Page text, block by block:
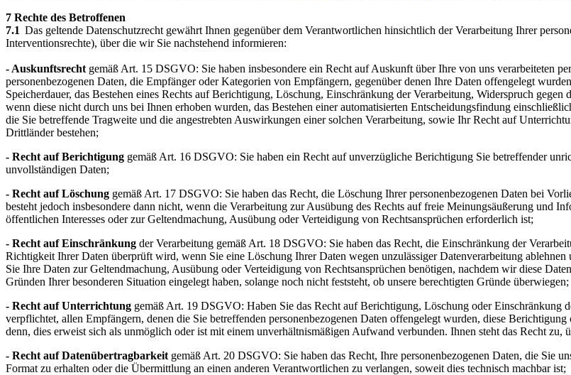
7 Rechte des Betroffenen
7.1 Das geltende Datenschutzrecht gewährt Ihnen gegenüber dem Verantwortlichen hinsichtlich der Verarbeitung Ihrer
Interventionsrechte), über die wir Sie nachstehend informieren:
- Auskunftsrecht gemäß Art. 15 DSGVO: Sie haben insbesondere ein Recht auf Auskunft über Ihre von uns verarbeiteten
personenbezogenen Daten, die Empfänger oder Kategorien von Empfängern, gegenüber denen Ihre Daten offengelegt
Speicherdauer, das Bestehen eines Rechts auf Berichtigung, Löschung, Einschränkung der Verarbeitung, Widerspruch
wenn diese nicht durch uns bei Ihnen erhoben wurden, das Bestehen einer automatisierten Entscheidungsfindung
die Sie betreffende Tragweite und die angestrebten Auswirkungen einer solchen Verarbeitung, sowie Ihr Recht auf
Drittländer bestehen;
- Recht auf Berichtigung gemäß Art. 16 DSGVO: Sie haben ein Recht auf unverzügliche Berichtigung Sie betreffender
unvollständigen Daten;
- Recht auf Löschung gemäß Art. 17 DSGVO: Sie haben das Recht, die Löschung Ihrer personenbezogenen Daten bei
besteht jedoch insbesondere dann nicht, wenn die Verarbeitung zur Ausübung des Rechts auf freie Meinungsäußerung und
öffentlichen Interesses oder zur Geltendmachung, Ausübung oder Verteidigung von Rechtsansprüchen erforderlich ist;
- Recht auf Einschränkung der Verarbeitung gemäß Art. 18 DSGVO: Sie haben das Recht, die Einschränkung der
Richtigkeit Ihrer Daten überprüft wird, wenn Sie eine Löschung Ihrer Daten wegen unzulässiger Datenverarbeitung
Sie Ihre Daten zur Geltendmachung, Ausübung oder Verteidigung von Rechtsansprüchen benötigen, nachdem wir diese
Gründen Ihrer besonderen Situation eingelegt haben, solange noch nicht feststeht, ob unsere berechtigten Gründe überwiegen;
- Recht auf Unterrichtung gemäß Art. 19 DSGVO: Haben Sie das Recht auf Berichtigung, Löschung oder Einschränkung
verpflichtet, allen Empfängern, denen die Sie betreffenden personenbezogenen Daten offengelegt wurden, diese
denn, dies erweist sich als unmöglich oder ist mit einem unverhältnismäßigen Aufwand verbunden. Ihnen steht das Recht zu,
- Recht auf Datenübertragbarkeit gemäß Art. 20 DSGVO: Sie haben das Recht, Ihre personenbezogenen Daten, die Sie
Format zu erhalten oder die Übermittlung an einen anderen Verantwortlichen zu verlangen, soweit dies technisch machbar ist;